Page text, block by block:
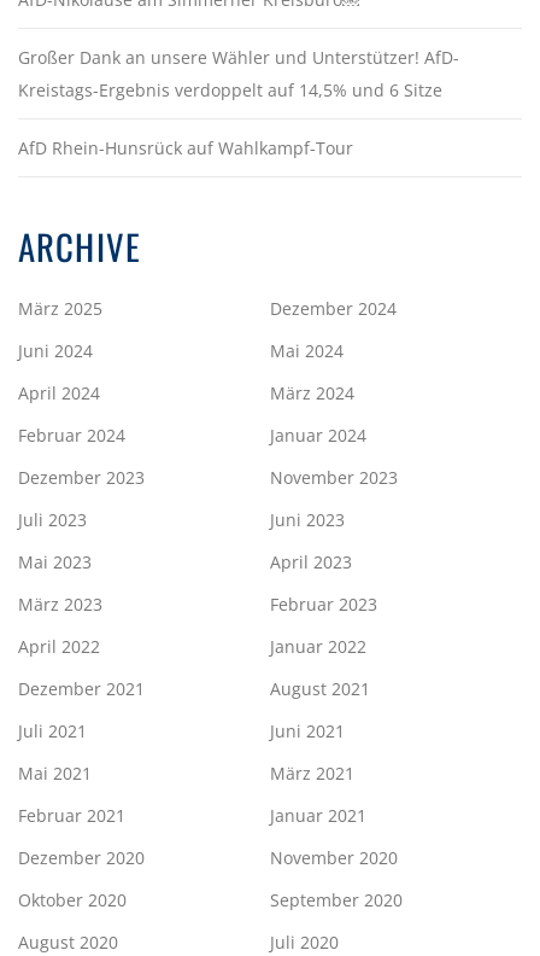
Großer Dank an unsere Wähler und Unterstützer! AfD-
Kreistags-Ergebnis verdoppelt auf 14,5% und 6 Sitze
AfD Rhein-Hunsrück auf Wahlkampf-Tour
ARCHIVE
März 2025
Dezember 2024
Juni 2024
Mai 2024
April 2024
März 2024
Februar 2024
Januar 2024
Dezember 2023
November 2023
Juli 2023
Juni 2023
Mai 2023
April 2023
März 2023
Februar 2023
April 2022
Januar 2022
Dezember 2021
August 2021
Juli 2021
Juni 2021
Mai 2021
März 2021
Februar 2021
Januar 2021
Dezember 2020
November 2020
Oktober 2020
September 2020
August 2020
Juli 2020